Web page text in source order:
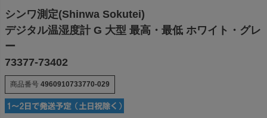
シンワ測定(Shinwa Sokutei)
デジタル温湿度計 G 大型 最高・最低 ホワイト・グレ
ー
73377-73402
商品番号 4960910733770-029